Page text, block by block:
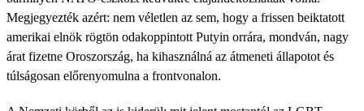
Megjegyezték azért: nem véletlen az sem, hogy a frissen beiktatott
amerikai elnök rögtön odakoppintott Putyin orrára, mondván, nagy
árat fizetne Oroszország, ha kihasználná az átmeneti állapotot és
túlságosan előrenyomulna a frontvonalon.